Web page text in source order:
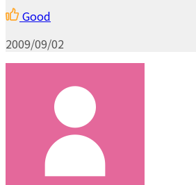
Good
2009/09/02